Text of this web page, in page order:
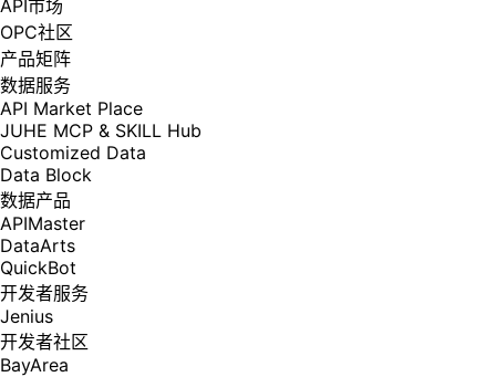
API市场
OPC社区
产品矩阵
数据服务
API Market Place
JUHE MCP & SKILL Hub
Customized Data
Data Block
数据产品
APIMaster
DataArts
QuickBot
开发者服务
Jenius
开发者社区
BayArea